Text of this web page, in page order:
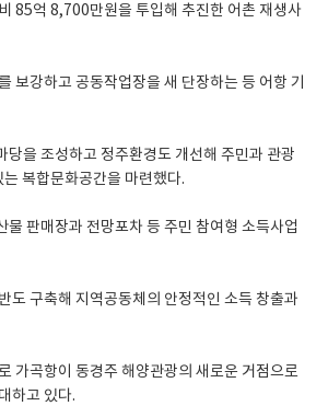
85억 8,700만원을 투입해 추진한 어촌 재생사
보강하고 공동작업장을 새 단장하는 등 어항 기
당을 조성하고 정주환경도 개선해 주민과 관광
복합문화공간을 마련했다.
물 판매장과 전망포차 등 주민 참여형 소득사업
도 구축해 지역공동체의 안정적인 소득 창출과
가곡항이 동경주 해양관광의 새로운 거점으로
하고 있다.